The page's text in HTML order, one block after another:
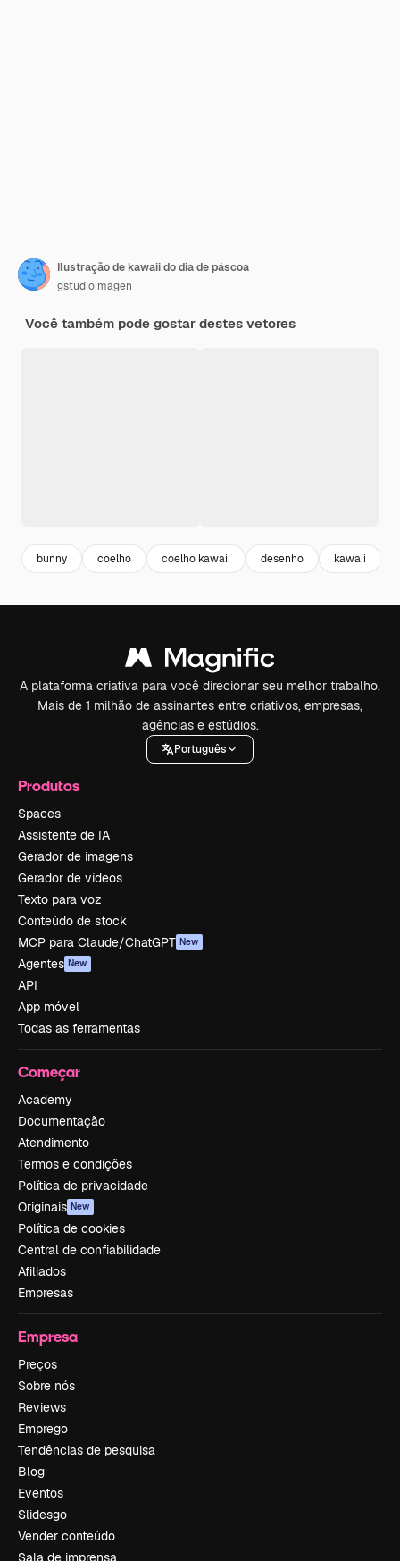
Ilustração de kawaii do dia de páscoa
gstudioimagen
Você também pode gostar destes vetores
bunny coelho coelho kawaii desenho kawaii
A plataforma criativa para você direcionar seu melhor trabalho.
Mais de 1 milhão de assinantes entre criativos, empresas,
agências e estúdios.
Português
Produtos
Spaces
Assistente de IA
Gerador de imagens
Gerador de vídeos
Texto para voz
Conteúdo de stock
MCP para Claude/ChatGPT New
Agentes New
API
App móvel
Todas as ferramentas
Começar
Academy
Documentação
Atendimento
Termos e condições
Política de privacidade
Originais New
Política de cookies
Central de confiabilidade
Afiliados
Empresas
Empresa
Preços
Sobre nós
Reviews
Emprego
Tendências de pesquisa
Blog
Eventos
Slidesgo
Vender conteúdo
Sala de imprensa